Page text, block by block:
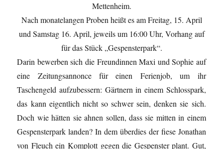
Mettenheim.
Nach monatelangen Proben heißt es am Freitag, 15. April
und Samstag 16. April, jeweils um 16:00 Uhr, Vorhang auf
für das Stück „Gespensterpark“.
Darin bewerben sich die Freundinnen Maxi und Sophie auf
eine Zeitungsannonce für einen Ferienjob, um ihr
Taschengeld aufzubessern: Gärtnern in einem Schlosspark,
das kann eigentlich nicht so schwer sein, denken sie sich.
Doch wie hätten sie ahnen sollen, dass sie mitten in einem
Gespensterpark landen? In dem überdies der fiese Jonathan
von Fleuch ein Komplott gegen die Gespenster plant. Gut,